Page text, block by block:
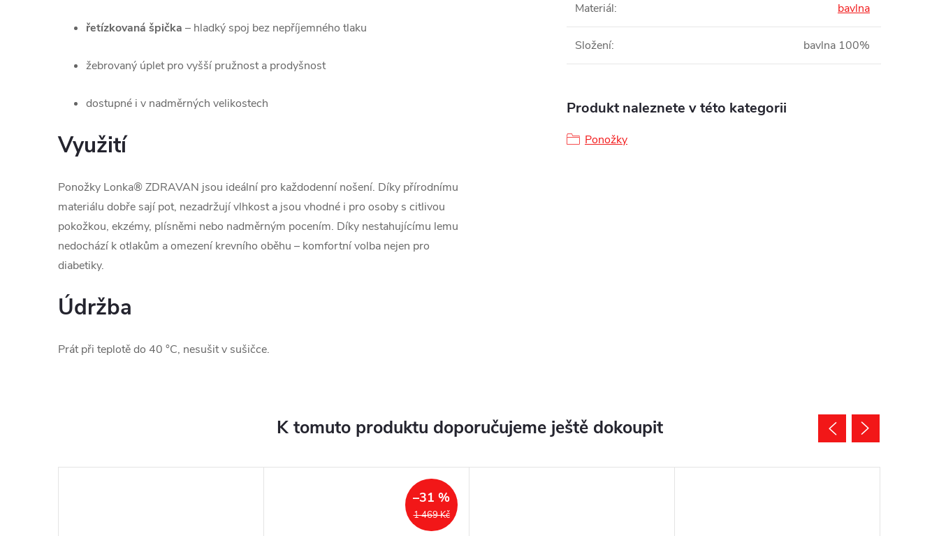
řetízkovaná špička – hladký spoj bez nepříjemného tlaku
žebrovaný úplet pro vyšší pružnost a prodyšnost
dostupné i v nadměrných velikostech
Využití
Ponožky Lonka® ZDRAVAN jsou ideální pro každodenní nošení. Díky přírodnímu
materiálu dobře sají pot, nezadržují vlhkost a jsou vhodné i pro osoby s citlivou
pokožkou, ekzémy, plísněmi nebo nadměrným pocením. Díky nestahujícímu lemu
nedochází k otlakům a omezení krevního oběhu – komfortní volba nejen pro
diabetiky.
Údržba
Prát při teplotě do 40 °C, nesušit v sušičce.
Materiál: bavlna
Složení: bavlna 100%
Produkt naleznete v této kategorii
Ponožky
K tomuto produktu doporučujeme ještě dokoupit
1 469 Kč
–31 %